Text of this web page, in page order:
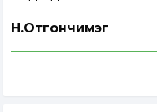
Н.Отгончимэг